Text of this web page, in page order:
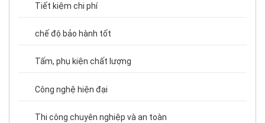
Tiết kiệm chi phí
chế độ bảo hành tốt
Tấm, phụ kiện chất lượng
Công nghệ hiện đại
Thi công chuyên nghiệp và an toàn